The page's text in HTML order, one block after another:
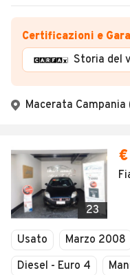
Certificazioni e
Storia del
Macerata Campania
23
Usato Marzo 2008
Diesel - Euro 4